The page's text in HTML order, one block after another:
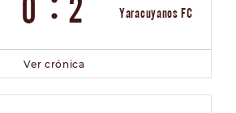
0 2 Yaracuyanos FC
Ver crónica